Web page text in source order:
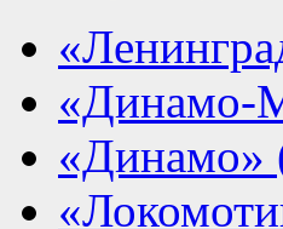
«Динамо-
«Динамо»